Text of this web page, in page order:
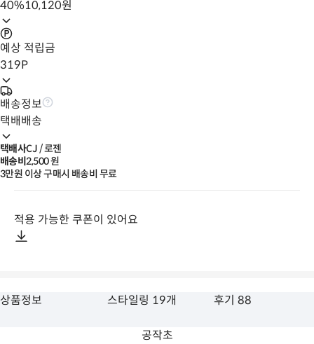
40%10,120원
예상 적립금
319P
배송정보
택배배송
택배사CJ / 로젠
배송비2,500 원
3만원 이상 구매시 배송비 무료
적용 가능한 쿠폰이 있어요
상품정보 스타일링 19개 후기 88
공작초